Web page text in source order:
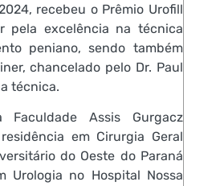
recebeu o Prêmio Urofill
pela excelência na técnica
peniano, sendo também
chancelado pelo Dr. Paul
técnica.
Faculdade Assis Gurgacz
em Cirurgia Geral
do Oeste do Paraná
Urologia no Hospital Nossa